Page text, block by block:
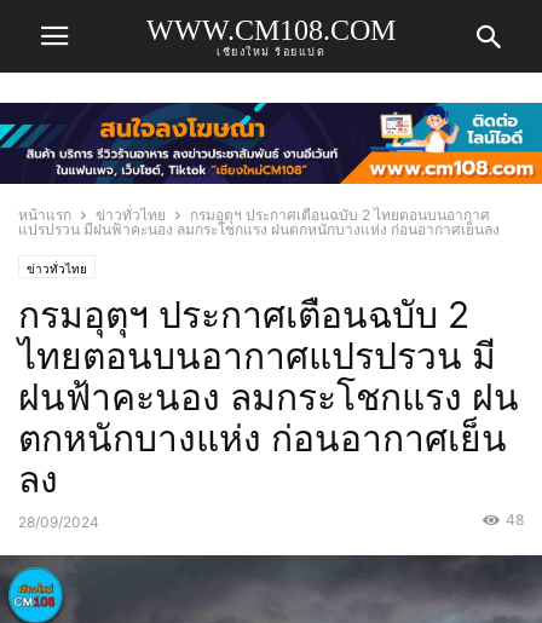
WWW.CM108.COM
เชียงใหม่ ร้อยแปด
หน้าแรก ข่าวทั่วไทย
กรมอุตุฯ ประกาศเตือนฉบับ 2 ไทยตอนบนอากาศ
แปรปรวน มีฝนฟ้าคะนอง ลมกระโชกแรง ฝนตกหนักบางแห่ง ก่อนอากาศเย็นลง
ข่าวทั่วไทย
กรมอุตุฯ ประกาศเตือนฉบับ 2
ไทยตอนบนอากาศแปรปรวน มี
ฝนฟ้าคะนอง ลมกระโชกแรง ฝน
ตกหนักบางแห่ง ก่อนอากาศเย็น
ลง
28/09/2024 48